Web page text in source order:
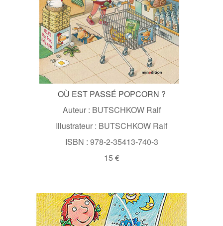
OÙ EST PASSÉ POPCORN ?
Auteur : BUTSCHKOW Ralf
Illustrateur : BUTSCHKOW Ralf
ISBN : 978-2-35413-740-3
15 €